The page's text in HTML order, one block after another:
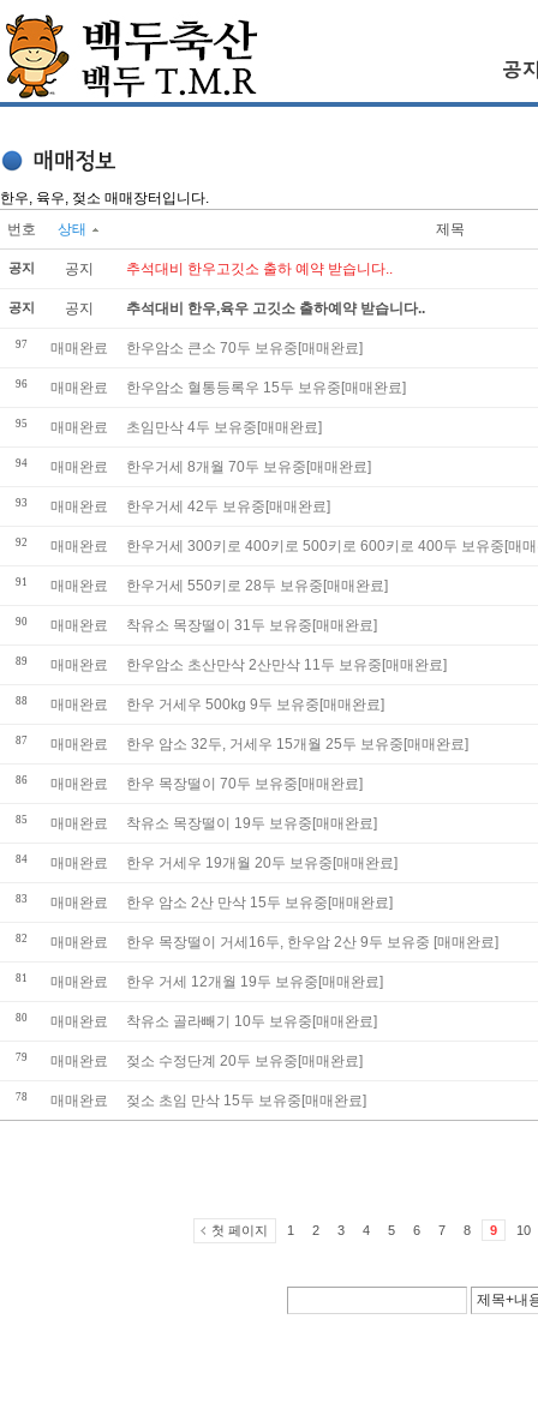
한우, 육우, 젖소 매매장터입니다.
번호
상태 제목
공지 공지 추석대비 한우고깃소 출하 예약 받습니다..
공지 공지 추석대비 한우,육우 고깃소 출하예약 받습니다..
97 매매완료 한우암소 큰소 70두 보유중[매매완료]
96 매매완료 한우암소 혈통등록우 15두 보유중[매매완료]
95 매매완료 초임만삭 4두 보유중[매매완료]
94 매매완료 한우거세 8개월 70두 보유중[매매완료]
93 매매완료 한우거세 42두 보유중[매매완료]
92 매매완료 한우거세 300키로 400키로 500키로 600키로 400두 보유중[매
91 매매완료 한우거세 550키로 28두 보유중[매매완료]
90 매매완료 착유소 목장떨이 31두 보유중[매매완료]
89 매매완료 한우암소 초산만삭 2산만삭 11두 보유중[매매완료]
88 매매완료 한우 거세우 500kg 9두 보유중[매매완료]
87 매매완료 한우 암소 32두, 거세우 15개월 25두 보유중[매매완료]
86 매매완료 한우 목장떨이 70두 보유중[매매완료]
85 매매완료 착유소 목장떨이 19두 보유중[매매완료]
84 매매완료 한우 거세우 19개월 20두 보유중[매매완료]
83 매매완료 한우 암소 2산 만삭 15두 보유중[매매완료]
82 매매완료 한우 목장떨이 거세16두, 한우암 2산 9두 보유중 [매매완료]
81 매매완료 한우 거세 12개월 19두 보유중[매매완료]
80 매매완료 착유소 골라빼기 10두 보유중[매매완료]
79 매매완료 젖소 수정단계 20두 보유중[매매완료]
78 매매완료 젖소 초임 만삭 15두 보유중[매매완료]
첫 페이지 1 2 3 4 5 6 7 8 9 10